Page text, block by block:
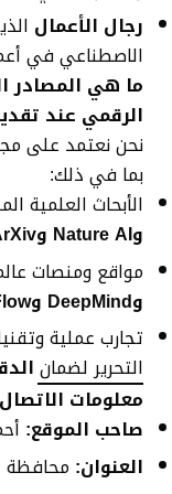
رجال الأعمال
الاصطناعي في
ما هي المصادر
الرقمي عند
نحن نعتمد على
بما في ذلك:
الأبحاث العلمية
وNature AI وArXiv
مواقع ومنصات
وDeepMind وTensorFlow
تجارب عملية
التحرير لضمان
معلومات
صاحب الموقع:
العنوان: محافظة